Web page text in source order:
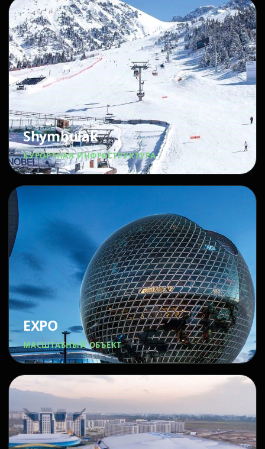
Shymbulak
КУРОРТНАЯ ИНФРАСТРУКТУРА
EXPO
МАСШТАБНЫЙ ОБЪЕКТ